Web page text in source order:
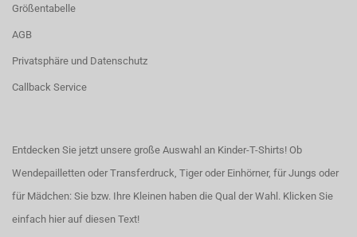
Größentabelle
AGB
Privatsphäre und Datenschutz
Callback Service
Entdecken Sie jetzt unsere große Auswahl an Kinder-T-Shirts! Ob
Wendepailletten oder Transferdruck, Tiger oder Einhörner, für Jungs oder
für Mädchen: Sie bzw. Ihre Kleinen haben die Qual der Wahl. Klicken Sie
einfach hier auf diesen Text!